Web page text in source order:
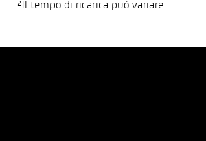
²Il tempo di ricarica può variare